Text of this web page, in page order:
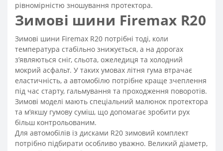
рівномірністю зношування протектора.
Зимові шини Firemax R20
Зимові шини Firemax R20 потрібні тоді, коли
температура стабільно знижується, а на дорогах
з’являються сніг, сльота, ожеледиця та холодний
мокрий асфальт. У таких умовах літня гума втрачає
еластичність, а автомобілю потрібне краще зчеплення
під час старту, гальмування та проходження поворотів.
Зимові моделі мають спеціальний малюнок протектора
та м’якшу гумову суміш, що допомагає зробити рух
більш контрольованим.
Для автомобілів із дисками R20 зимовий комплект
потрібно підбирати особливо уважно. Великий діаметр,